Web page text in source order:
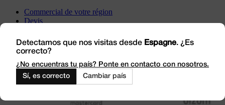
Commercial de votre région
Devis
Rendez-nous visite
Travaillez avec nous
Outlet
Detectamos que nos visitas desde Espagne. ¿Es
correcto?
¿No encuentras tu país? Ponte en contacto con nosotros.
Sí, es correcto
Cambiar país